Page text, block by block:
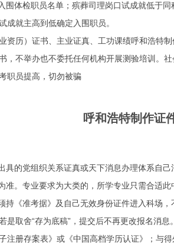
体检职员名单；殡葬司理岗口试成就低于同
成就主高到低确定入围职员。
）证书、主业证真、工功课绩呼和浩特制
不举办也不委托任何机构开展测验培训。
职员提高，切勿被骗
呼和浩特制作证
的党组织关系证真或天下消息办理体系自己
专业要求为大类的，所学专业只需合适此
准考据》及自己无效身份证件进入科场，
舍“存为底稿”，提交后不再更改报名消息
存案表》或《中国高档学历认证》；与得